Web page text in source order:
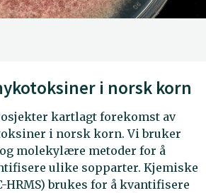
i norsk korn
kartlagt forekomst av
i norsk korn. Vi bruker
molekylære metoder for å
ulike sopparter. Kjemiske
HRMS) brukes for å kvantifisere